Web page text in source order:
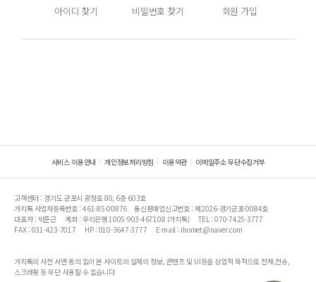
아이디 찾기 비밀번호 찾기 회원 가입
서비스 이용안내 개인정보처리방침 이용약관 이메일주소 무단수집거부
고객센터 : 경기도 군포시 광정로 80, 6층 603호
가치톡 사업자등록번호 : 461-85-00876
통신판매업신고번호 : 제2026-경기군포-0084호
대표자 : 박준근
계좌 : 우리은행 1005-903-467108 (가치톡)
TEL : 070-7425-3777
FAX : 031-423-7017
HP : 010-3647-3777 E-mail : ihomet@naver.com
가치톡의 사전 서면 동의 없이 본 사이트의 일체의 정보, 콘텐츠 및 UI등을 상업적 목적으로 전재,전송,
스크래핑 등 무단 사용할 수 없습니다